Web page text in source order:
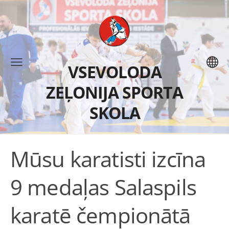
VSEVOLODA
ZEĻONIJA SPORTA
SKOLA
Mūsu karatisti izcīna
9 medaļas Salaspils
karatē čempionātā